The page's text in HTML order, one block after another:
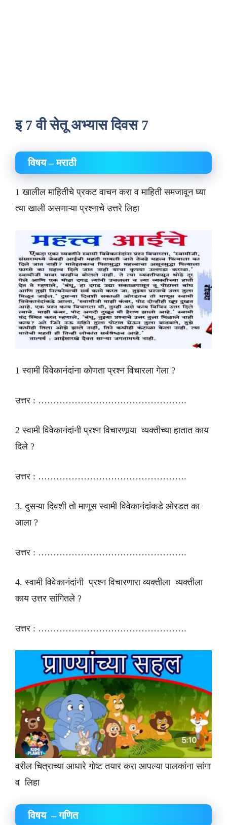
इ 7 वी सेतू अभ्यास दिवस 7
विषय – मराठी
1 खालील माहितीचे प्रकट वाचन करा व माहिती समजावून घ्या
त्या खाली असणाऱ्या प्रश्नाचे उत्तरे लिहा
1 स्वामी विवेकानंदांना कोणता प्रश्न विचारला गेला ?
उत्तर : ………………………………………….
2 स्वामी विवेकानंदांनी प्रश्न विचारणार्‍या व्यक्तीच्या हातात काय
दिले ?
उत्तर : ………………………………………….
3. दुसऱ्या दिवशी तो माणूस स्वामी विवेकानंदांकडे ओरडत का
आला ?
उत्तर : ………………………………………….
4. स्वामी विवेकानंदांनी प्रश्न विचारणारा व्यक्तीला व्यक्तीला
काय उत्तर सांगितले ?
उत्तर : ………………………………………….
वरील चित्राच्या आधारे गोष्ट तयार करा आपल्या पालकांना सांगा
व लिहा
विषय – गणित